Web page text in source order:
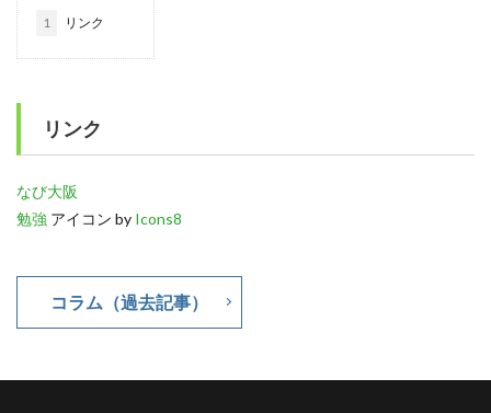
1 リンク
リンク
なび大阪
勉強 アイコン by Icons8
コラム（過去記事）